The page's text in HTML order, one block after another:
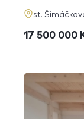
adresa
st.
cena
17 500 000